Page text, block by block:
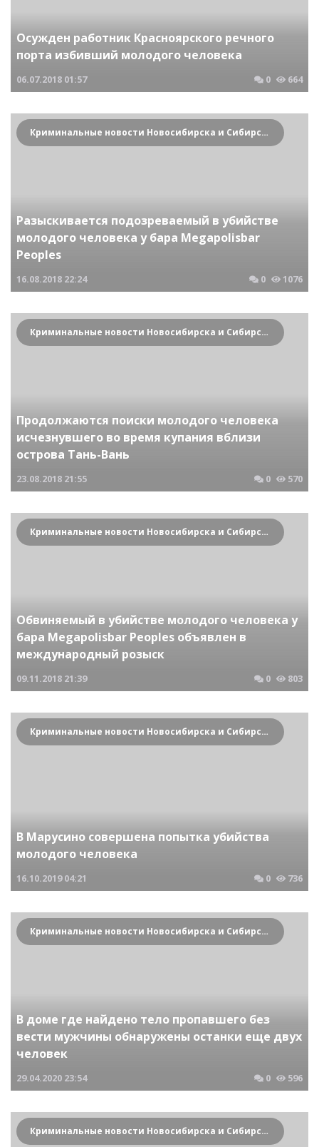
Осужден работник Красноярского речного
порта избивший молодого человека
06.07.2018 01:57 0 664
Криминальные новости Новосибирска и Сибирского региона
Разыскивается подозреваемый в убийстве
молодого человека у бара Megapolisbar
Peoples
16.08.2018 22:24 0 1076
Криминальные новости Новосибирска и Сибирского региона
Продолжаются поиски молодого человека
исчезнувшего во время купания вблизи
острова Тань-Вань
23.08.2018 21:55 0 570
Криминальные новости Новосибирска и Сибирского региона
Обвиняемый в убийстве молодого человека у
бара Megapolisbar Peoples объявлен в
международный розыск
09.11.2018 21:39 0 803
Криминальные новости Новосибирска и Сибирского региона
В Марусино совершена попытка убийства
молодого человека
16.10.2019 04:21 0 736
Криминальные новости Новосибирска и Сибирского региона
В доме где найдено тело пропавшего без
вести мужчины обнаружены останки еще двух
человек
29.04.2020 23:54 0 596
Криминальные новости Новосибирска и Сибирского региона